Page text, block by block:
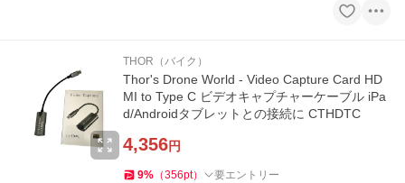
THOR（バイク）
Thor's Drone World - Video Capture Card HD
MI to Type C ビデオキャプチャーケーブル iPa
d/Androidタブレットとの接続に CTHDTC
4,356円
9% （356pt） 要エントリー